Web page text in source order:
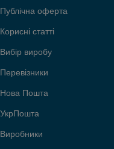
Публічна оферта
Корисні статті
Вибір виробу
Перевізники
Нова Пошта
УкрПошта
Виробники